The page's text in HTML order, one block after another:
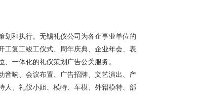
和执行。 无锡礼仪公司 为各企事业单位的
工复工竣工仪式、周年庆典、企业年会、表
一体化的礼仪策划广告公关服务。
音响、会议布置、广告招牌、文艺演出、产
人、 礼仪小姐 、模特、车模、外籍模特、部